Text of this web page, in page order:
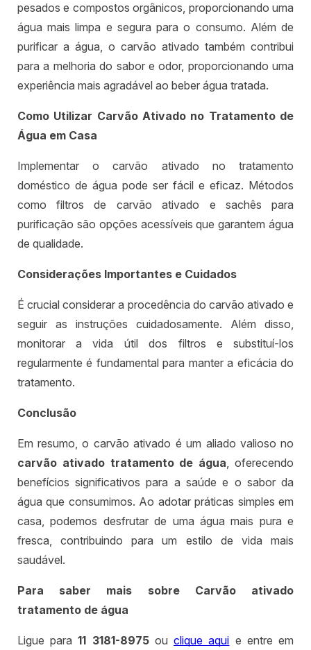
pesados e compostos orgânicos, proporcionando uma
água mais limpa e segura para o consumo. Além de
purificar a água, o carvão ativado também contribui
para a melhoria do sabor e odor, proporcionando uma
experiência mais agradável ao beber água tratada.
Como Utilizar Carvão Ativado no Tratamento de
Água em Casa
Implementar o carvão ativado no tratamento
doméstico de água pode ser fácil e eficaz. Métodos
como filtros de carvão ativado e sachês para
purificação são opções acessíveis que garantem água
de qualidade.
Considerações Importantes e Cuidados
É crucial considerar a procedência do carvão ativado e
seguir as instruções cuidadosamente. Além disso,
monitorar a vida útil dos filtros e substituí-los
regularmente é fundamental para manter a eficácia do
tratamento.
Conclusão
Em resumo, o carvão ativado é um aliado valioso no
carvão ativado tratamento de água, oferecendo
benefícios significativos para a saúde e o sabor da
água que consumimos. Ao adotar práticas simples em
casa, podemos desfrutar de uma água mais pura e
fresca, contribuindo para um estilo de vida mais
saudável.
Para saber mais sobre Carvão ativado
tratamento de água
Ligue para11 3181-8975ouclique aqui e entre em